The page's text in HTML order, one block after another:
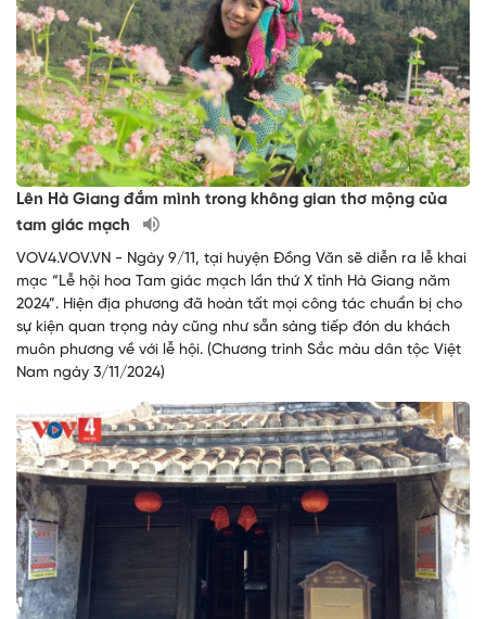
Lên Hà Giang đắm mình trong không gian thơ mộng của
tam giác mạch
VOV4.VOV.VN - Ngày 9/11, tại huyện Đồng Văn sẽ diễn ra lễ khai
mạc “Lễ hội hoa Tam giác mạch lần thứ X tỉnh Hà Giang năm
2024”. Hiện địa phương đã hoàn tất mọi công tác chuẩn bị cho
sự kiện quan trọng này cũng như sẵn sàng tiếp đón du khách
muôn phương về với lễ hội. (Chương trình Sắc màu dân tộc Việt
Nam ngày 3/11/2024)